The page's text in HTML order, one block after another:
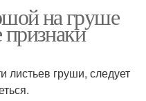
на груше
листьев груши, следует